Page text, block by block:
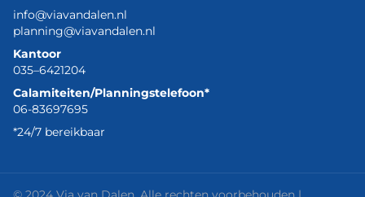
info@viavandalen.nl
planning@viavandalen.nl
Kantoor
035–6421204
Calamiteiten/Planningstelefoon*
06-83697695
*24/7 bereikbaar